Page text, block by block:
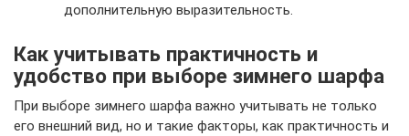
дополнительную выразительность.
Как учитывать практичность и
удобство при выборе зимнего шарфа
При выборе зимнего шарфа важно учитывать не только
его внешний вид, но и такие факторы, как практичность и